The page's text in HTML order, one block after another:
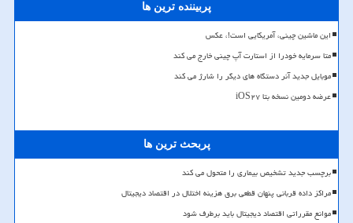
پربیننده ترین ها
این ماشین چینی، آمریکایی است!، عکس
متا سرمایه خودرا از استارت آپ چینی خارج می کند
موبایل جدید آنر دستگاه های دیگر را شارژ می کند
عرضه دومین نسخه بتا iOS۲۷
پربحث ترین ها
برچسب جدید تشخیص بیماری را متحول می کند
مراکز داده قربانی پنهان قطعی برق هزینه اختلال در اقتصاد دیجیتال
موانع مقرراتی اقتصاد دیجیتال باید برطرف شود